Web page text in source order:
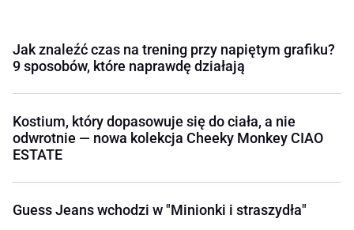
Jak znaleźć czas na trening przy napiętym grafiku?
9 sposobów, które naprawdę działają
Kostium, który dopasowuje się do ciała, a nie
odwrotnie — nowa kolekcja Cheeky Monkey CIAO
ESTATE
Guess Jeans wchodzi w "Minionki i straszydła"